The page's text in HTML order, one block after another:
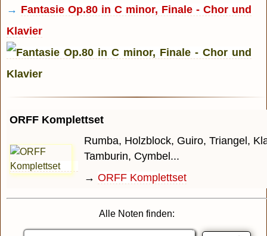
→ Fantasie Op.80 in C minor, Finale - Chor und
Klavier
ORFF Komplettset
Rumba, Holzblock, Guiro, Triangel,
Tamburin, Cymbel...
→ ORFF Komplettset
Alle Noten finden: